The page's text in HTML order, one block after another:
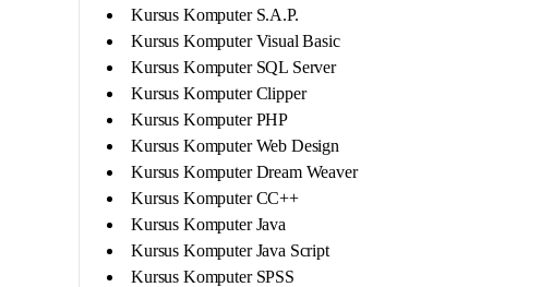
Kursus Komputer S.A.P.
Kursus Komputer Visual Basic
Kursus Komputer SQL Server
Kursus Komputer Clipper
Kursus Komputer PHP
Kursus Komputer Web Design
Kursus Komputer Dream Weaver
Kursus Komputer CC++
Kursus Komputer Java
Kursus Komputer Java Script
Kursus Komputer SPSS